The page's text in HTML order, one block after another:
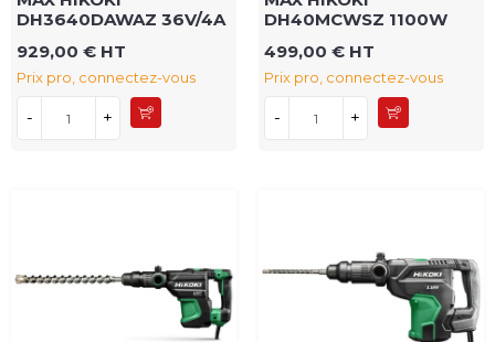
DH3640DAWAZ 36V/4A
929,00 € HT
Prix pro, connectez-vous
- +
DH40MCWSZ 1100W
499,00 € HT
Prix pro, connectez-vous
- +